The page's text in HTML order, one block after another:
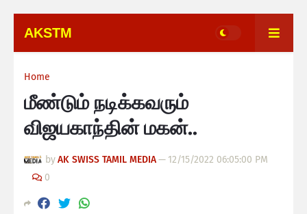
AKSTM
Home
மீண்டும் நடிக்கவரும்
விஜயகாந்தின் மகன்..
byAK SWISS TAMIL MEDIA— 12/15/2022 06:05:00 PM
0